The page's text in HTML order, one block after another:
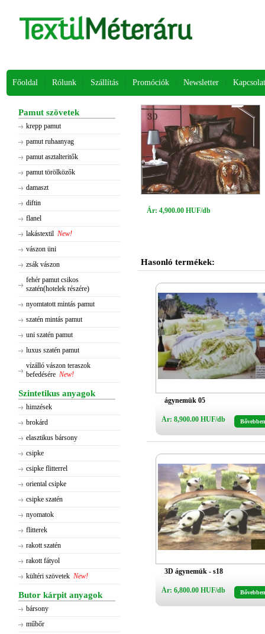
Főoldal Rólunk Szállítás Promóciók Newsletter Kapcsolat
Pamut szövetek
krepp pamut
pamut ruhaanyag
pamut asztalteritők
pamut törölközők
damaszt
diftin
flanel
lakástextil New!
vászon üni
zsák vászon
fehér pamut csikos
szatén(hotelek részére)
nyomtatott mintás pamut
szatén mintás pamut
uni szatén pamut
luxus szatén pamut
vízálló vászon teraszok
befedésére New!
Szintetikus anyagok
himzések
brokárd
elasztikus bársony
csipke
csipke flitterrel
oriental csipke
csipke szatén
nyomatok
flitterek
rakott szatén
rakott fátyol
kültéri szövetek New!
Butor kárpit anyagok
bársony
műbőr
Ár: 4,900.00 HUF/db
Hasonló termékek:
ágynemük 05
Ár: 8,900.00 HUF/db Bővebben
3D ágynemük - s18
Ár: 6,800.00 HUF/db Bővebben